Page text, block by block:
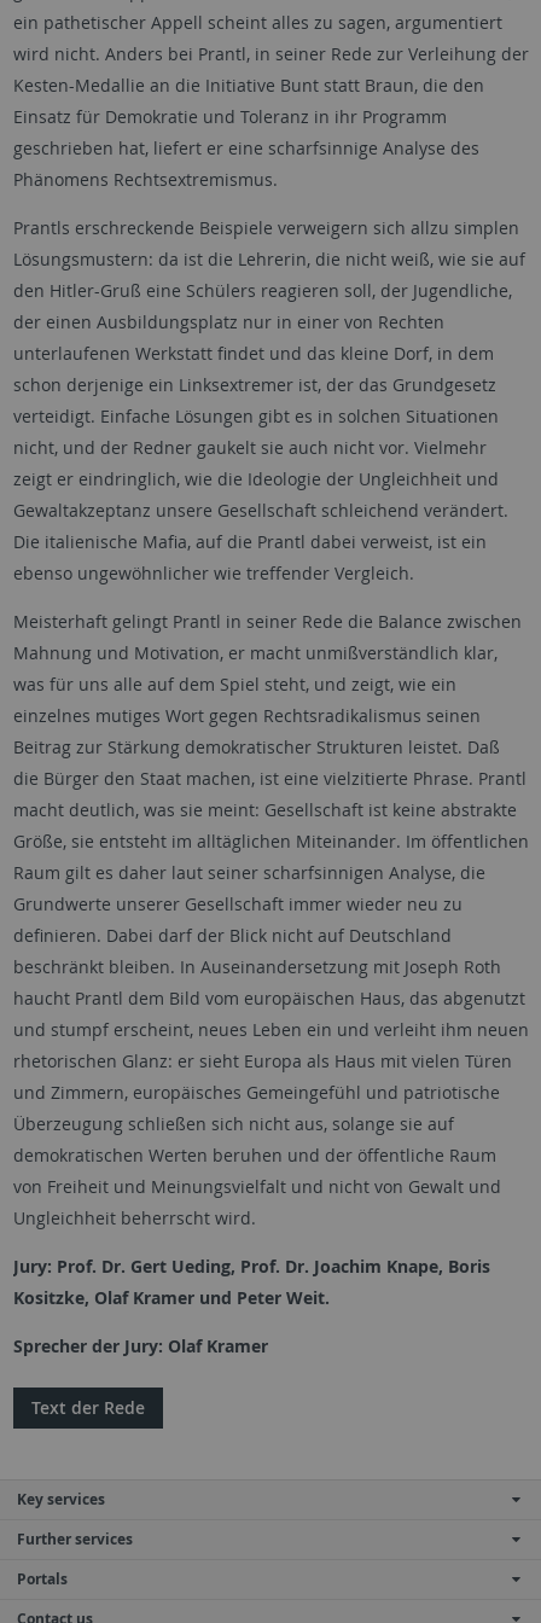
ein pathetischer Appell scheint alles zu sagen, argumentiert
wird nicht. Anders bei Prantl, in seiner Rede zur Verleihung der
Kesten-Medallie an die Initiative Bunt statt Braun, die den
Einsatz für Demokratie und Toleranz in ihr Programm
geschrieben hat, liefert er eine scharfsinnige Analyse des
Phänomens Rechtsextremismus.
Prantls erschreckende Beispiele verweigern sich allzu simplen
Lösungsmustern: da ist die Lehrerin, die nicht weiß, wie sie auf
den Hitler-Gruß eine Schülers reagieren soll, der Jugendliche,
der einen Ausbildungsplatz nur in einer von Rechten
unterlaufenen Werkstatt findet und das kleine Dorf, in dem
schon derjenige ein Linksextremer ist, der das Grundgesetz
verteidigt. Einfache Lösungen gibt es in solchen Situationen
nicht, und der Redner gaukelt sie auch nicht vor. Vielmehr
zeigt er eindringlich, wie die Ideologie der Ungleichheit und
Gewaltakzeptanz unsere Gesellschaft schleichend verändert.
Die italienische Mafia, auf die Prantl dabei verweist, ist ein
ebenso ungewöhnlicher wie treffender Vergleich.
Meisterhaft gelingt Prantl in seiner Rede die Balance zwischen
Mahnung und Motivation, er macht unmißverständlich klar,
was für uns alle auf dem Spiel steht, und zeigt, wie ein
einzelnes mutiges Wort gegen Rechtsradikalismus seinen
Beitrag zur Stärkung demokratischer Strukturen leistet. Daß
die Bürger den Staat machen, ist eine vielzitierte Phrase. Prantl
macht deutlich, was sie meint: Gesellschaft ist keine abstrakte
Größe, sie entsteht im alltäglichen Miteinander. Im öffentlichen
Raum gilt es daher laut seiner scharfsinnigen Analyse, die
Grundwerte unserer Gesellschaft immer wieder neu zu
definieren. Dabei darf der Blick nicht auf Deutschland
beschränkt bleiben. In Auseinandersetzung mit Joseph Roth
haucht Prantl dem Bild vom europäischen Haus, das abgenutzt
und stumpf erscheint, neues Leben ein und verleiht ihm neuen
rhetorischen Glanz: er sieht Europa als Haus mit vielen Türen
und Zimmern, europäisches Gemeingefühl und patriotische
Überzeugung schließen sich nicht aus, solange sie auf
demokratischen Werten beruhen und der öffentliche Raum
von Freiheit und Meinungsvielfalt und nicht von Gewalt und
Ungleichheit beherrscht wird.
Jury: Prof. Dr. Gert Ueding, Prof. Dr. Joachim Knape, Boris
Kositzke, Olaf Kramer und Peter Weit.
Sprecher der Jury: Olaf Kramer
Text der Rede
Key services
Further services
Portals
Contact us